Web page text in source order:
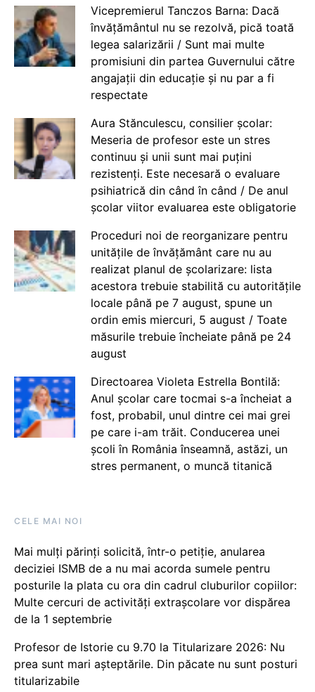
Vicepremierul Tanczos Barna: Dacă
învățământul nu se rezolvă, pică toată
legea salarizării / Sunt mai multe
promisiuni din partea Guvernului către
angajații din educație și nu par a fi
respectate
Aura Stănculescu, consilier școlar:
Meseria de profesor este un stres
continuu și unii sunt mai puțini
rezistenți. Este necesară o evaluare
psihiatrică din când în când / De anul
școlar viitor evaluarea este obligatorie
Proceduri noi de reorganizare pentru
unitățile de învățământ care nu au
realizat planul de școlarizare: lista
acestora trebuie stabilită cu autoritățile
locale până pe 7 august, spune un
ordin emis miercuri, 5 august / Toate
măsurile trebuie încheiate până pe 24
august
Directoarea Violeta Estrella Bontilă:
Anul școlar care tocmai s-a încheiat a
fost, probabil, unul dintre cei mai grei
pe care i-am trăit. Conducerea unei
școli în România înseamnă, astăzi, un
stres permanent, o muncă titanică
CELE MAI NOI
Mai mulți părinți solicită, într-o petiție, anularea
deciziei ISMB de a nu mai acorda sumele pentru
posturile la plata cu ora din cadrul cluburilor copiilor:
Multe cercuri de activități extrașcolare vor dispărea
de la 1 septembrie
Profesor de Istorie cu 9.70 la Titularizare 2026: Nu
prea sunt mari așteptările. Din păcate nu sunt posturi
titularizabile